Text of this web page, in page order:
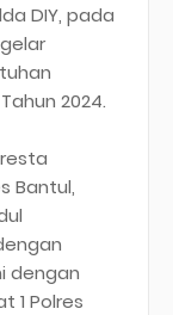
DIY, pada
2024.
Bantul,
dengan
1 Polres